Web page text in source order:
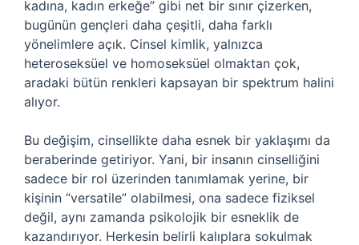
kadına, kadın erkeğe” gibi net bir sınır çizerken,
bugünün gençleri daha çeşitli, daha farklı
yönelimlere açık. Cinsel kimlik, yalnızca
heteroseksüel ve homoseksüel olmaktan çok,
aradaki bütün renkleri kapsayan bir spektrum halini
alıyor.
Bu değişim, cinsellikte daha esnek bir yaklaşımı da
beraberinde getiriyor. Yani, bir insanın cinselliğini
sadece bir rol üzerinden tanımlamak yerine, bir
kişinin “versatile” olabilmesi, ona sadece fiziksel
değil, aynı zamanda psikolojik bir esneklik de
kazandırıyor. Herkesin belirli kalıplara sokulmak